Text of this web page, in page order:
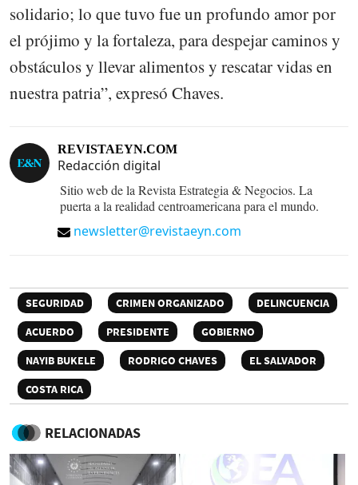
solidario; lo que tuvo fue un profundo amor por
el prójimo y la fortaleza, para despejar caminos y
obstáculos y llevar alimentos y rescatar vidas en
nuestra patria”, expresó Chaves.
REVISTAEYN.COM
Redacción digital
Sitio web de la Revista Estrategia & Negocios. La
puerta a la realidad centroamericana para el mundo.
newsletter@revistaeyn.com
SEGURIDAD CRIMEN ORGANIZADO
DELINCUENCIA
ACUERDO
PRESIDENTE
GOBIERNO
NAYIB BUKELE
RODRIGO CHAVES
EL SALVADOR
COSTA RICA
RELACIONADAS